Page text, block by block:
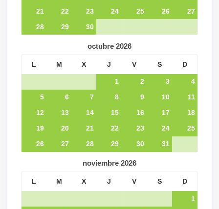
21
22 23 24 25 26
27
28
29 30
octubre 2026
L M X J V S D
1 2 3
4
5
6 7 8 9 10
11
12
13 14 15 16 17
18
19
20 21 22 23 24
25
26
27 28 29 30 31
noviembre 2026
L M X J V S D
1